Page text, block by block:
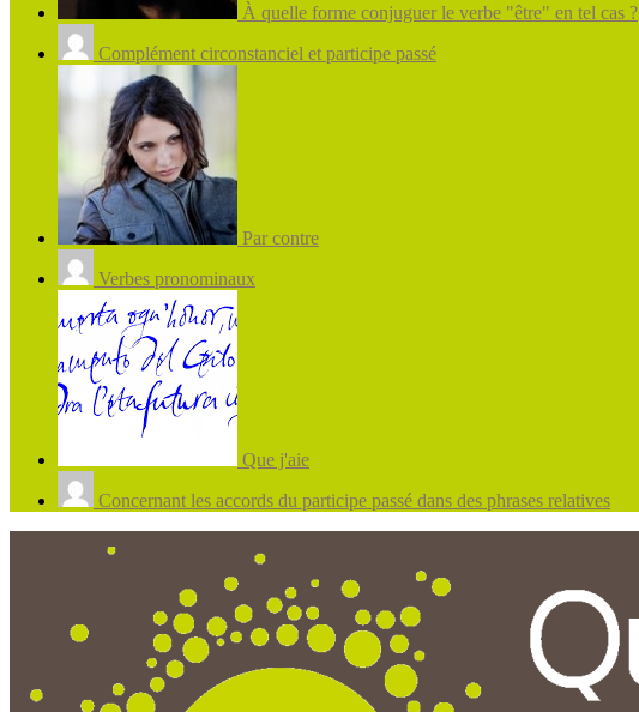
À quelle forme conjuguer le verbe "être" en tel cas ?
Complément circonstanciel et participe passé
Par contre
Verbes pronominaux
Que j'aie
Concernant les accords du participe passé dans des phrases relatives